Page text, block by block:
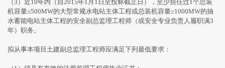
（3）近10年内（自2015年1月1日至投标截止日），至少担任过1个总装
机容量≥500MW的大型常规水电站主体工程或总装机容量≥1000MW的抽
水蓄能电站主体工程的安全副总监理工程师（或安全专业负责人履职满3
年）职务。
拟从事本项目土建副总监理工程师应满足下列最低要求：